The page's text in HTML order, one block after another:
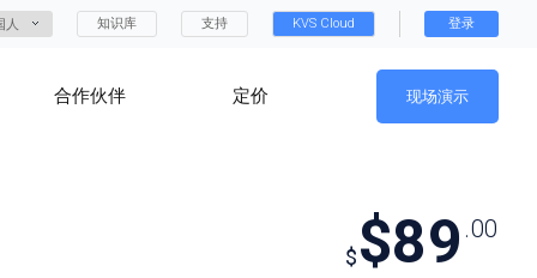
人 知识库 支持 KVS Cloud 登录
合作伙伴 定价 现场演示
$$89 .00